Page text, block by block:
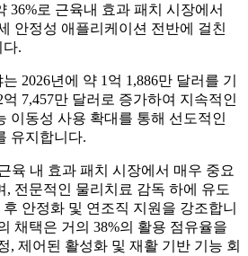
36%로 근육내 효과 패치 시장에서
안정성 애플리케이션 전반에 걸친
다.
2026년에 약 1억 1,886만 달러를 기
7,457만 달러로 증가하여 지속적인
이동성 사용 확대를 통해 선도적인
유지합니다.
육 내 효과 패치 시장에서 매우 중요
, 전문적인 물리치료 감독 하에 유도
안정화 및 연조직 지원을 강조합니
채택은 거의 38%의 활용 점유율을
, 제어된 활성화 및 재활 기반 기능 회